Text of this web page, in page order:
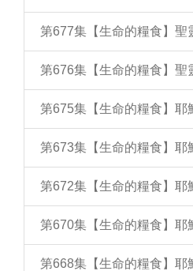
第677集【生命的糧食】聖
第676集【生命的糧食】聖
第675集【生命的糧食】耶
第673集【生命的糧食】耶
第672集【生命的糧食】耶
第670集【生命的糧食】耶
第668集【生命的糧食】耶